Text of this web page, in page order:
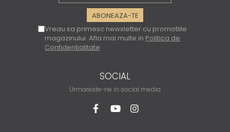
Vreau sa primesc newsletter cu promotiile
magazinului. Afla mai multe in Politica de
Confidentialitate
SOCIAL
Urmareste-ne in social media